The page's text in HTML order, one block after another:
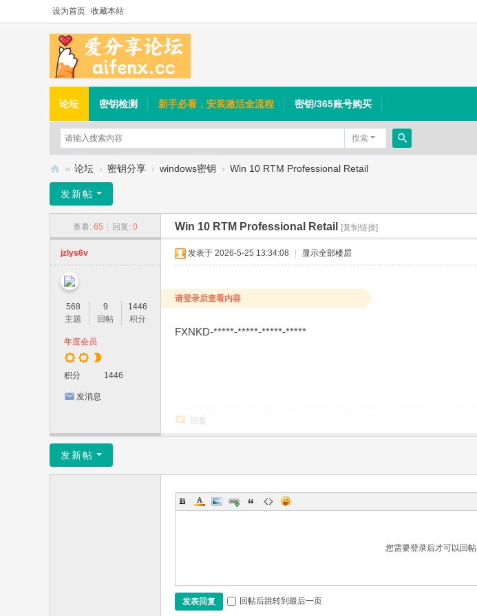
设为首页 收藏本站
论坛 密钥检测 新手必看，安装激活全流程 密钥/365账号购买
搜索
搜
分
坛
» 论坛 › 密钥分享 › windows密钥 › Win 10 RTM Professional Retail
发新帖
查看: 65 回复: 0 Win 10 RTM Professional Retail [复制链接]
jzlys6v
568
主题
9
回帖
1446
积分
年度会员
积分 1446
发消息
发表于 2026-5-25 13:34:08 显示全部楼层
请登录后查看内容
FXNKD-*****-*****-*****-*****
回复
发新帖
您需要登录后才可以回帖
发表回复 回帖后跳转到最后一页